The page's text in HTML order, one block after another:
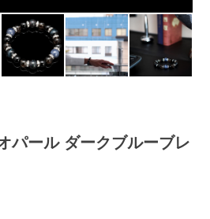
パール ダークブルーブレ